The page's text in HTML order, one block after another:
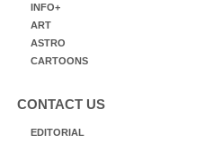
INFO+
ART
ASTRO
CARTOONS
CONTACT US
EDITORIAL